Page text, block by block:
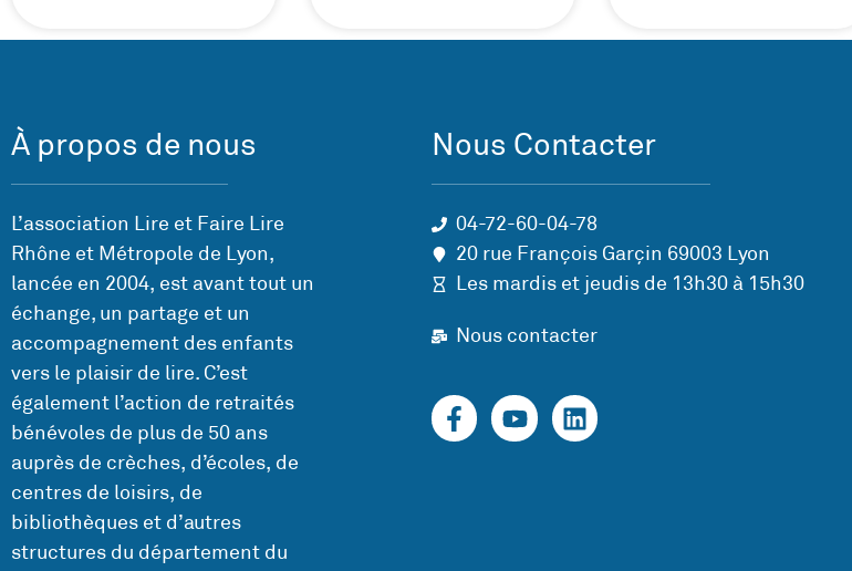
À propos de nous
L’association Lire et Faire Lire
Rhône et Métropole de Lyon,
lancée en 2004, est avant tout un
échange, un partage et un
accompagnement des enfants
vers le plaisir de lire. C’est
également l’action de retraités
bénévoles de plus de 50 ans
auprès de crèches, d’écoles, de
centres de loisirs, de
bibliothèques et d’autres
structures du département du
Nous Contacter
04-72-60-04-78
20 rue François Garçin 69003 Lyon
Les mardis et jeudis de 13h30 à 15h30
Nous contacter